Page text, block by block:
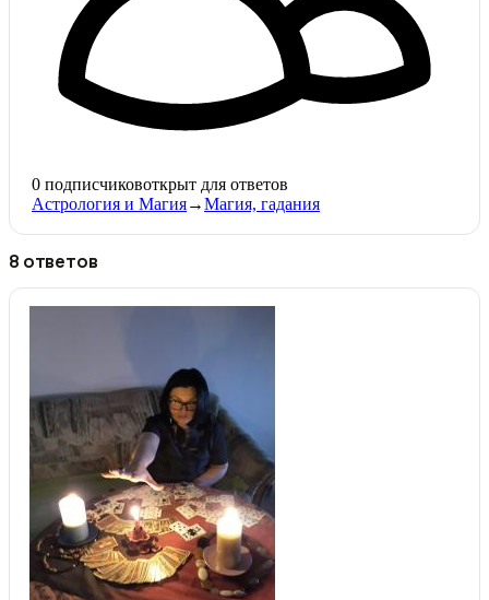
0 подписчиковоткрыт для ответов
Астрология и Магия→Магия, гадания
8 ответов